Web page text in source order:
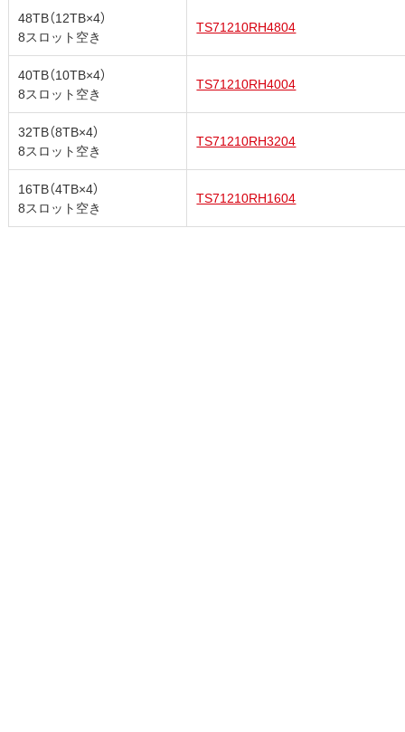
48TB（12TB×4）
8スロット空き
TS71210RH4804
40TB（10TB×4）
8スロット空き
TS71210RH4004
32TB（8TB×4）
8スロット空き
TS71210RH3204
16TB（4TB×4）
8スロット空き
TS71210RH1604